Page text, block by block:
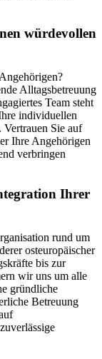
würdevollen
Alltagsbetreuung
Team steht
individuellen
Sie auf
Ihre Angehörigen
verbringen
Ihrer
rund um
osteuropäischer
bis zur
wir uns um alle
gründliche
Betreuung